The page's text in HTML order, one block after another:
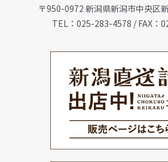
珈琲豆・特選ギフト
FC加盟店募集
〒950-0972 新潟県新潟市中央区
TEL：025-283-4578 / FAX：